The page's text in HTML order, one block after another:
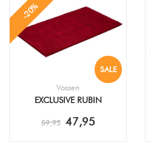
SALE
-20%
Vossen
EXCLUSIVE RUBIN
59,95 47,95